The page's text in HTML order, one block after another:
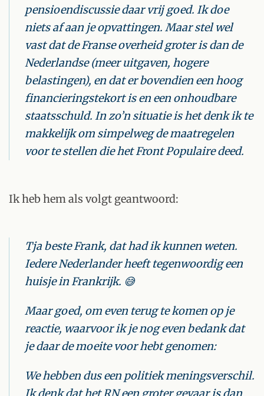
pensioendiscussie daar vrij goed. Ik doe
niets af aan je opvattingen. Maar stel wel
vast dat de Franse overheid groter is dan de
Nederlandse (meer uitgaven, hogere
belastingen), en dat er bovendien een hoog
financieringstekort is en een onhoudbare
staatsschuld. In zo’n situatie is het denk ik te
makkelijk om simpelweg de maatregelen
voor te stellen die het Front Populaire deed.
Ik heb hem als volgt geantwoord:
Tja beste Frank, dat had ik kunnen weten.
Iedere Nederlander heeft tegenwoordig een
huisje in Frankrijk. 😅
Maar goed, om even terug te komen op je
reactie, waarvoor ik je nog even bedank dat
je daar de moeite voor hebt genomen:
We hebben dus een politiek meningsverschil.